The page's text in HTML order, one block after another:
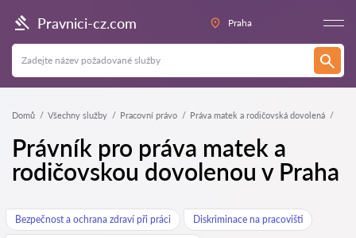
Pravnici-cz.com Praha
Domů Všechny služby Pracovní právo Práva matek a rodičovská dovolená
Právník pro práva matek a
rodičovskou dovolenou v Praha
Bezpečnost a ochrana zdraví při práci Diskriminace na pracovišti